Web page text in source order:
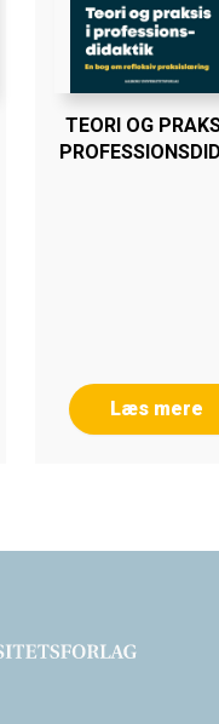
er et komplekst
med en række
i praksis, og hvorvidt
bog udgør andet bind i
nytænkning af,
til fodboldpraktikere,
TEORI OG
Læs mere